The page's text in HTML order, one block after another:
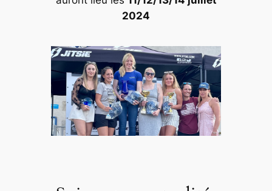
2024